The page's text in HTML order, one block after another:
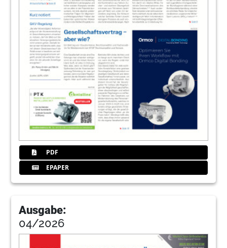
PDF
EPAPER
Ausgabe:
04/2026